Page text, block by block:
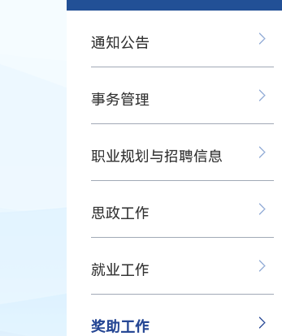
通知公告
事务管理
职业规划与招聘信息
思政工作
就业工作
奖助工作